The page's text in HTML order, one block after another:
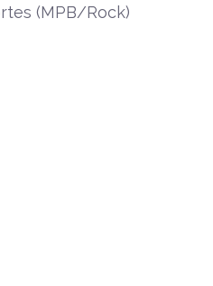
(MPB/Rock)